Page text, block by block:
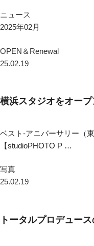
ニュース
2025年02月
OPEN＆Renewal
25.02.19
横浜スタジオをオープ
ベスト-アニバーサリー（
【studioPHOTO P …
写真
25.02.19
トータルプロデュー